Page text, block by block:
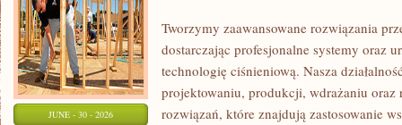
JUNE - 30 - 2026
Tworzymy zaawansowane rozwiązania
dostarczając profesjonalne systemy oraz
technologię ciśnieniową. Nasza
projektowaniu, produkcji, wdrażaniu oraz
rozwiązań, które znajdują zastosowanie